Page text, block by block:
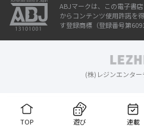
TOP 遊び 連載
ABJマークは、この電子書
からコンテンツ使用許諾を
す登録商標（登録番号第
(株)レジンエンタ